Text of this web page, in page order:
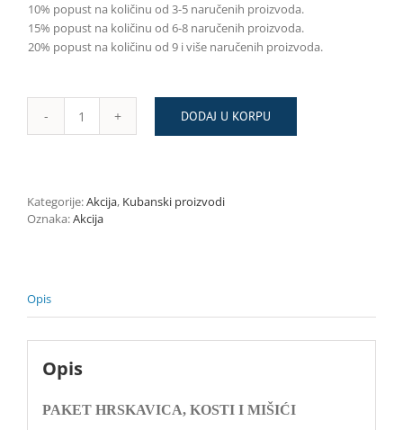
10% popust na količinu od 3-5 naručenih proizvoda.
15% popust na količinu od 6-8 naručenih proizvoda.
20% popust na količinu od 9 i više naručenih proizvoda.
PAKET
HRSKAVICA,
količina
DODAJ U KORPU
Kategorije:Akcija, Kubanski proizvodi
Oznaka:Akcija
Opis
Opis
PAKET HRSKAVICA, KOSTI I MIŠIĆI